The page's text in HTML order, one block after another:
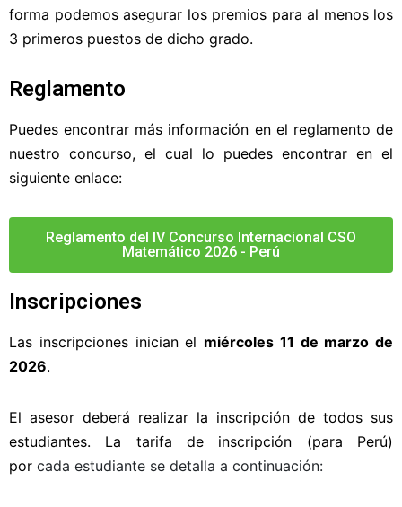
forma podemos asegurar los premios para al menos los
3 primeros puestos de dicho grado.
Reglamento
Puedes encontrar más información en el reglamento de
nuestro concurso, el cual lo puedes encontrar en el
siguiente enlace:
Reglamento del IV Concurso Internacional CSO
Matemático 2026 - Perú
Inscripciones
Las inscripciones inician el miércoles 11 de marzo de
2026.
El asesor deberá realizar la inscripción de todos sus
estudiantes. La tarifa de inscripción (para Perú)
por cada estudiante se detalla a continuación: